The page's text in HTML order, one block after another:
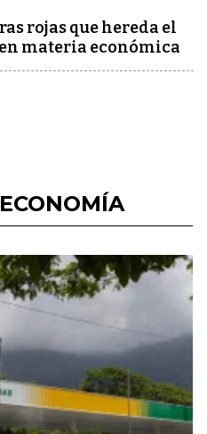
rojas que hereda el
materia económica